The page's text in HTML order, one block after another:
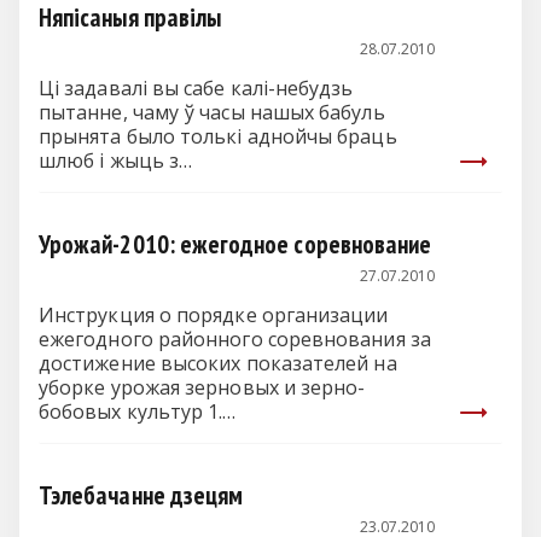
Няпісаныя правілы
28.07.2010
Ці задавалі вы сабе калі-небудзь
пытанне, чаму ў часы нашых бабуль
прынята было толькі аднойчы браць
шлюб і жыць з…
Урожай-2010: ежегодное соревнование
27.07.2010
Инструкция о порядке организации
ежегодного районного соревнования за
достижение высоких показателей на
уборке урожая зерновых и зерно-
бобовых культур 1.…
Тэлебачанне дзецям
23.07.2010